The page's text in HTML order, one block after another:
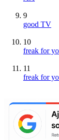
9
good TV
10
freak for
11
freak for